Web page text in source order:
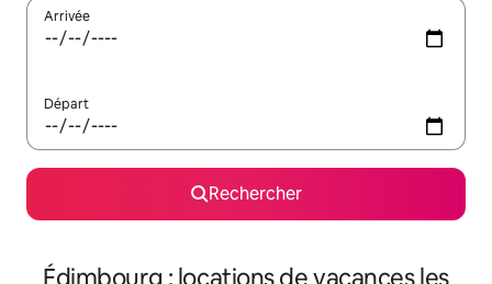
Arrivée
Départ
Rechercher